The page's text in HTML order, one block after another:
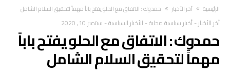
‫الرئيسية‬ آخر الأخبار حمدوك : الاتفاق مع الحلو يفتح باباً مهماً لتحقيق السلام الشامل
آخر الأخبار-أخبار سياسية محلية- الأخبار السياسية- سبتمبر 10, 2020
حمدوك : الاتفاق مع الحلو يفتح باباً
مهماً لتحقيق السلام الشامل